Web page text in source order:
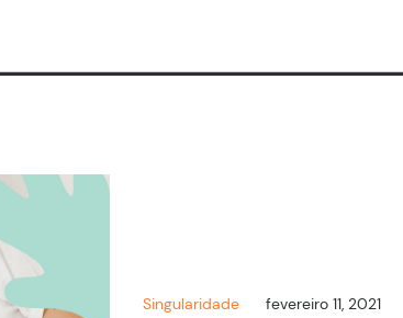
Singularidade fevereiro 11, 2021